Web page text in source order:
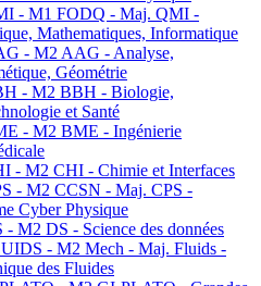
- M1 FODQ - Maj. QMI -
Mathematiques, Informatique
- M2 AAG - Analyse,
Géométrie
- M2 BBH - Biologie,
et Santé
- M2 BME - Ingénierie
- M2 CHI - Chimie et Interfaces
- M2 CCSN - Maj. CPS -
Cyber Physique
- M2 DS - Science des données
- M2 Mech - Maj. Fluids -
des Fluides